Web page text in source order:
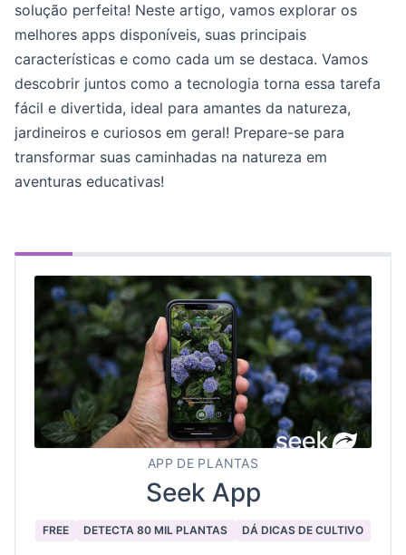
solução perfeita! Neste artigo, vamos explorar os
melhores apps disponíveis, suas principais
características e como cada um se destaca. Vamos
descobrir juntos como a tecnologia torna essa tarefa
fácil e divertida, ideal para amantes da natureza,
jardineiros e curiosos em geral! Prepare-se para
transformar suas caminhadas na natureza em
aventuras educativas!
APP DE PLANTAS
Seek App
FREE DETECTA 80 MIL PLANTAS DÁ DICAS DE CULTIVO